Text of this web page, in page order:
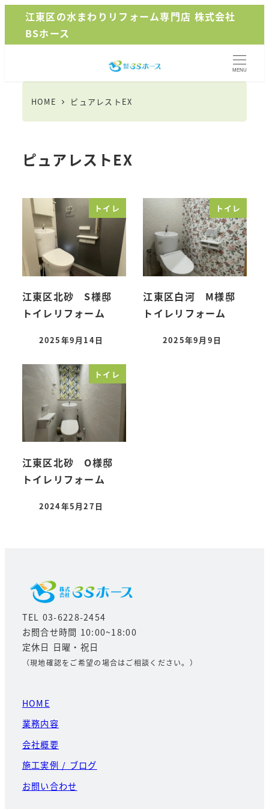
ン
江東区の水まわりリフォーム専門店 株式会社
BSホース
MENU
HOME ピュアレストEX
ピュアレストEX
トイレ
江東区北砂 S様邸
トイレリフォーム
投稿日
2025年9月14日
トイレ
江東区白河 M様邸
トイレリフォーム
投稿日
2025年9月9日
トイレ
江東区北砂 O様邸
トイレリフォーム
投稿日
2024年5月27日
TEL 03-6228-2454
お問合せ時間 10:00~18:00
定休日 日曜・祝日
（現地確認をご希望の場合はご相談ください。）
HOME
業務内容
会社概要
施工実例 / ブログ
お問い合わせ